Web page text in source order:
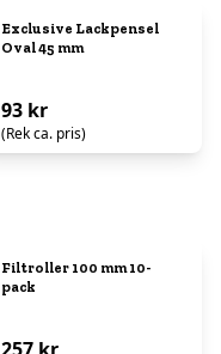
Exclusive Lackpensel
Oval 45 mm
93 kr
(Rek ca. pris)
Filtroller 100 mm 10-
pack